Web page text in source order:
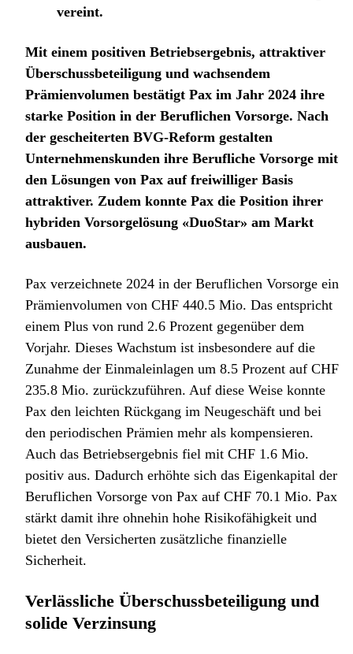
vereint.
Mit einem positiven Betriebsergebnis, attraktiver
Überschussbeteiligung und wachsendem
Prämienvolumen bestätigt Pax im Jahr 2024 ihre
starke Position in der Beruflichen Vorsorge. Nach
der gescheiterten BVG-Reform gestalten
Unternehmenskunden ihre Berufliche Vorsorge mit
den Lösungen von Pax auf freiwilliger Basis
attraktiver. Zudem konnte Pax die Position ihrer
hybriden Vorsorgelösung «DuoStar» am Markt
ausbauen.
Pax verzeichnete 2024 in der Beruflichen Vorsorge ein
Prämienvolumen von CHF 440.5 Mio. Das entspricht
einem Plus von rund 2.6 Prozent gegenüber dem
Vorjahr. Dieses Wachstum ist insbesondere auf die
Zunahme der Einmaleinlagen um 8.5 Prozent auf CHF
235.8 Mio. zurückzuführen. Auf diese Weise konnte
Pax den leichten Rückgang im Neugeschäft und bei
den periodischen Prämien mehr als kompensieren.
Auch das Betriebsergebnis fiel mit CHF 1.6 Mio.
positiv aus. Dadurch erhöhte sich das Eigenkapital der
Beruflichen Vorsorge von Pax auf CHF 70.1 Mio. Pax
stärkt damit ihre ohnehin hohe Risikofähigkeit und
bietet den Versicherten zusätzliche finanzielle
Sicherheit.
Verlässliche Überschussbeteiligung und
solide Verzinsung